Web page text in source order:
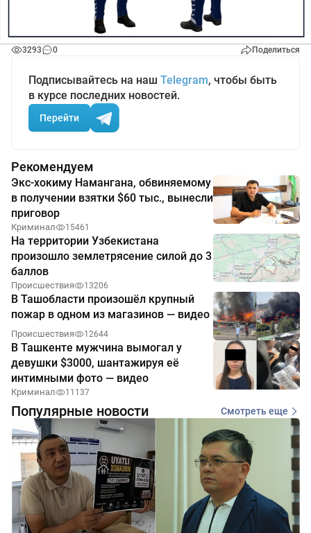
3293 0 Поделиться
Подписывайтесь на наш Telegram, чтобы быть
в курсе последних новостей.
Перейти
Рекомендуем
Экс-хокиму Намангана, обвиняемому
в получении взятки $60 тыс., вынесли
приговор
Криминал 15461
На территории Узбекистана
произошло землетрясение силой до 3
баллов
Происшествия 13206
В Ташобласти произошёл крупный
пожар в одном из магазинов — видео
Происшествия 12644
В Ташкенте мужчина вымогал у
девушки $3000, шантажируя её
интимными фото — видео
Криминал 11137
Популярные новости Смотреть еще